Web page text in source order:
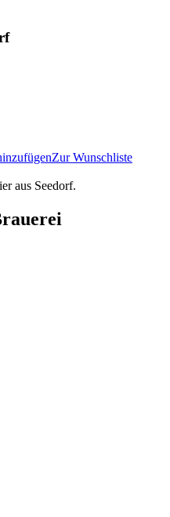
Zur Wunschliste
aus Seedorf.